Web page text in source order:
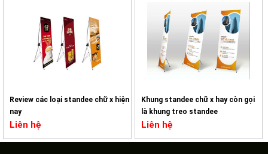
Review các loại standee chữ x hiện
nay
Liên hệ
Khung standee chữ x hay còn gọi
là khung treo standee
Liên hệ